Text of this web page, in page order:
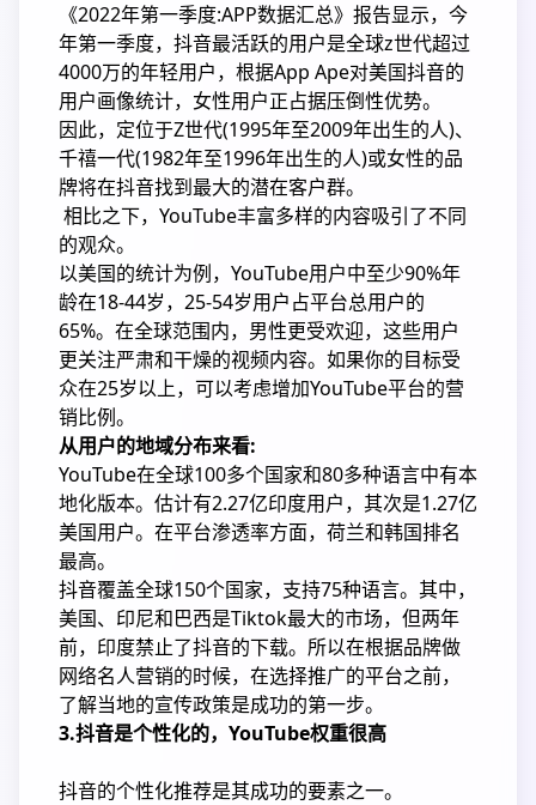
《2022年第一季度:APP数据汇总》报告显示，今
年第一季度，抖音最活跃的用户是全球z世代超过
4000万的年轻用户，根据App Ape对美国抖音的
用户画像统计，女性用户正占据压倒性优势。
因此，定位于Z世代(1995年至2009年出生的人)、
千禧一代(1982年至1996年出生的人)或女性的品
牌将在抖音找到最大的潜在客户群。
相比之下，YouTube丰富多样的内容吸引了不同
的观众。
以美国的统计为例，YouTube用户中至少90%年
龄在18-44岁，25-54岁用户占平台总用户的
65%。在全球范围内，男性更受欢迎，这些用户
更关注严肃和干燥的视频内容。如果你的目标受
众在25岁以上，可以考虑增加YouTube平台的营
销比例。
从用户的地域分布来看:
YouTube在全球100多个国家和80多种语言中有本
地化版本。估计有2.27亿印度用户，其次是1.27亿
美国用户。在平台渗透率方面，荷兰和韩国排名
最高。
抖音覆盖全球150个国家，支持75种语言。其中，
美国、印尼和巴西是Tiktok最大的市场，但两年
前，印度禁止了抖音的下载。所以在根据品牌做
网络名人营销的时候，在选择推广的平台之前，
了解当地的宣传政策是成功的第一步。
3.抖音是个性化的，YouTube权重很高
抖音的个性化推荐是其成功的要素之一。